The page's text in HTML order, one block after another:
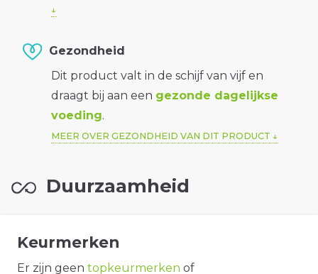
Gezondheid
Dit product valt in de schijf van vijf en
draagt bij aan een gezonde dagelijkse
voeding.
MEER OVER GEZONDHEID VAN DIT PRODUCT
Duurzaamheid
Keurmerken
Er zijn geen topkeurmerken of